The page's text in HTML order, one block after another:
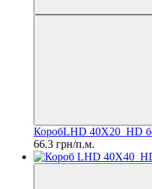
КоробLHD 40X20_HD
66.3 грн/п.м.